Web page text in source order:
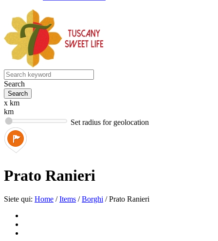
Search
x km
km
Set radius for geolocation
Prato Ranieri
Siete qui: Home / Items / Borghi / Prato Ranieri